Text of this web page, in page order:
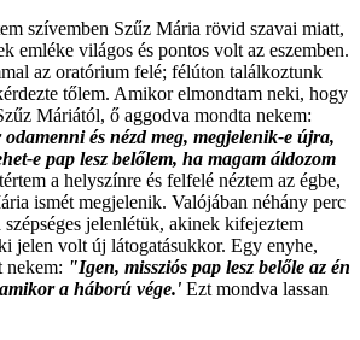
szívemben Szűz Mária rövid szavai miatt,
emléke világos és pontos volt az eszemben.
az oratórium felé; félúton találkoztunk
tőlem. Amikor elmondtam neki, hogy
Máriától, ő aggodva mondta nekem:
és nézd meg, megjelenik-e újra,
e pap lesz belőlem, ha magam áldozom
a helyszínre és felfelé néztem az égbe,
ismét megjelenik. Valójában néhány perc
jelenlétük, akinek kifejeztem
jelen volt új látogatásukkor. Egy enyhe,
nekem: "Igen, missziós pap lesz belőle az én
amikor a háború vége.' Ezt mondva lassan